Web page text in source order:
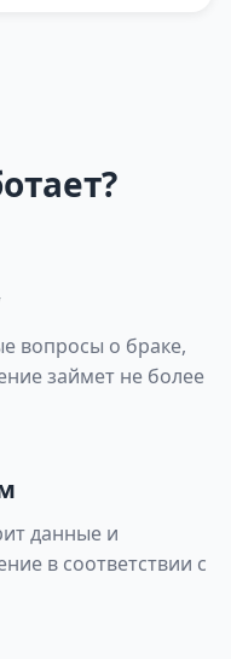
вопросы о браке,
займет не более
данные и
в соответствии с